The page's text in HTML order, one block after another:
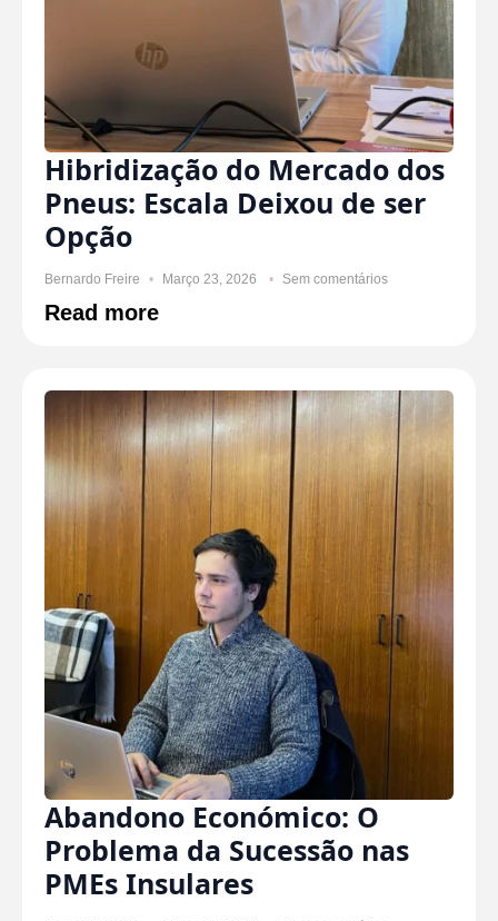
Hibridização do Mercado dos
Pneus: Escala Deixou de ser
Opção
Bernardo Freire Março 23, 2026 Sem comentários
Read more
Abandono Económico: O
Problema da Sucessão nas
PMEs Insulares